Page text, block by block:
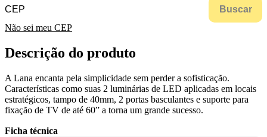
Buscar
Não sei meu CEP
Descrição do produto
A Lana encanta pela simplicidade sem perder a sofisticação.
Características como suas 2 luminárias de LED aplicadas em locais
estratégicos, tampo de 40mm, 2 portas basculantes e suporte para
fixação de TV de até 60” a torna um grande sucesso.
Ficha técnica